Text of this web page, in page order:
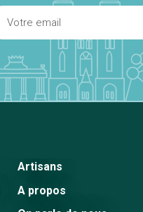
Artisans
A propos